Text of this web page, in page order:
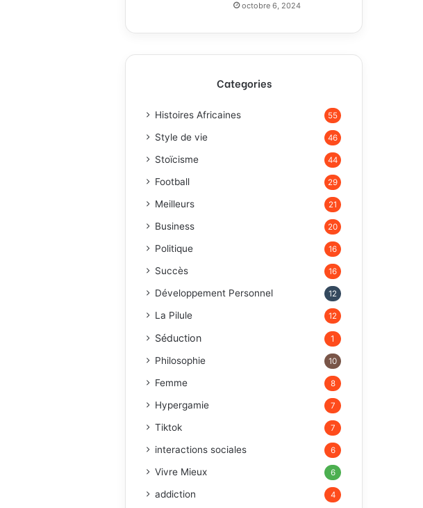
octobre 6, 2024
Categories
Histoires Africaines 55
Style de vie 46
Stoïcisme 44
Football 29
Meilleurs 21
Business 20
Politique 16
Succès 16
Développement Personnel 12
La Pilule 12
Séduction 1
Philosophie 10
Femme 8
Hypergamie 7
Tiktok 7
interactions sociales 6
Vivre Mieux 6
addiction 4